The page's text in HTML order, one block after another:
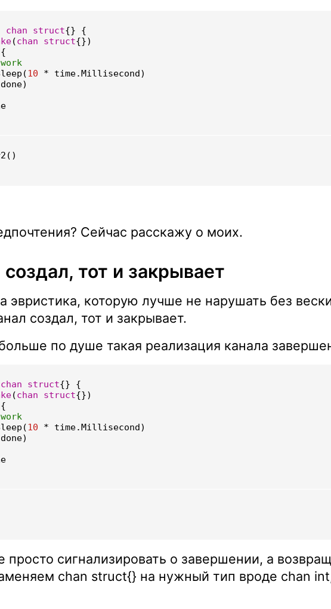
chan struct{}
{
(chan struct{})
{
(10 * time.Millisecond)
done)
()
Сейчас расскажу о моих.
тот и закрывает
эвристика, которую лучше не нарушать без
создал, тот и закрывает.
по душе такая реализация канала
chan struct{}
{
(chan struct{})
{
(10 * time. Millisecond )
done)
просто сигнализировать о завершении, а
chan struct{} на нужный тип вроде chan